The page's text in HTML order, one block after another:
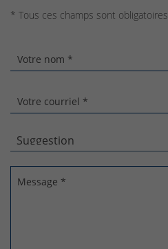
* Tous ces champs sont obligatoires
Votre nom *
Votre courriel *
Message *